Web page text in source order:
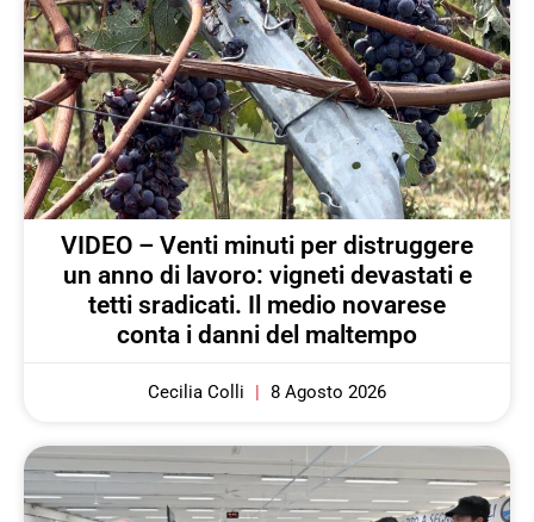
VIDEO – Venti minuti per distruggere
un anno di lavoro: vigneti devastati e
tetti sradicati. Il medio novarese
conta i danni del maltempo
Cecilia Colli 8 Agosto 2026